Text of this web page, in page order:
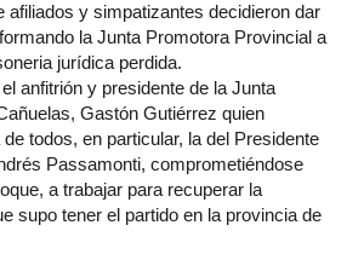
afiliados y simpatizantes decidieron dar
la Junta Promotora Provincial a
jurídica perdida.
anfitrión y presidente de la Junta
Gastón Gutiérrez quien
todos, en particular, la del Presidente
Passamonti, comprometiéndose
a trabajar para recuperar la
supo tener el partido en la provincia de